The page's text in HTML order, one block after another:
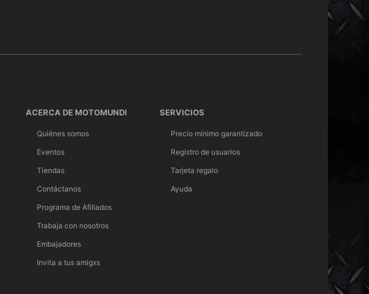
ACERCA DE MOTOMUNDI
Quiénes somos
Eventos
Tiendas
Contáctanos
Programa de Afiliados
Trabaja con nosotros
Embajadores
Invita a tus amigxs
SERVICIOS
Precio mínimo garantizado
Registro de usuarios
Tarjeta regalo
Ayuda